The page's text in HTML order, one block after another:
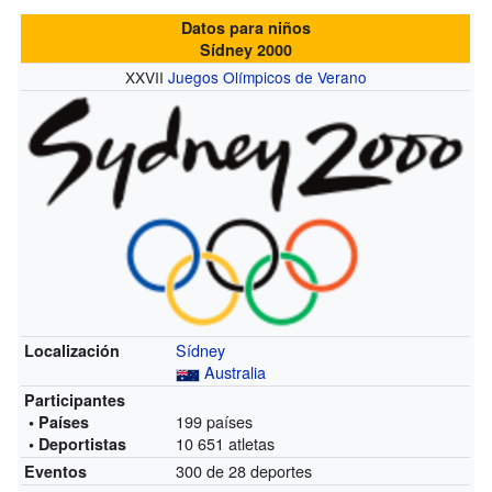
Datos para niños
Sídney 2000
XXVII Juegos Olímpicos de Verano
Localización
Sídney
Australia
Participantes
• Países
• Deportistas
199 países
10 651 atletas
Eventos 300 de 28 deportes